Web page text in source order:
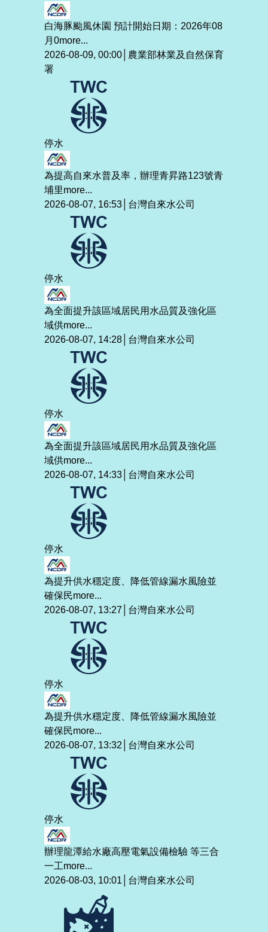
白海豚颱風休園 預計開始日期：2026年08
月0more...
2026-08-09, 00:00│農業部林業及自然保育
署
停水
為提高自來水普及率，辦理青昇路123號青
埔里more...
2026-08-07, 16:53│台灣自來水公司
停水
為全面提升該區域居民用水品質及強化區
域供more...
2026-08-07, 14:28│台灣自來水公司
停水
為全面提升該區域居民用水品質及強化區
域供more...
2026-08-07, 14:33│台灣自來水公司
停水
為提升供水穩定度、降低管線漏水風險並
確保民more...
2026-08-07, 13:27│台灣自來水公司
停水
為提升供水穩定度、降低管線漏水風險並
確保民more...
2026-08-07, 13:32│台灣自來水公司
停水
辦理龍潭給水廠高壓電氣設備檢驗 等三合
一工more...
2026-08-03, 10:01│台灣自來水公司